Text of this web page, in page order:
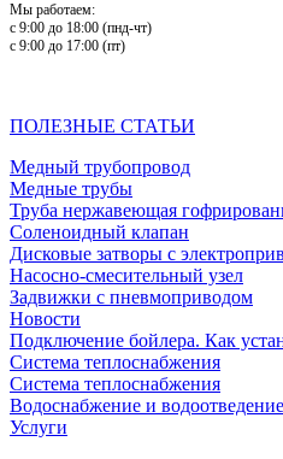
Мы работаем:
с 9:00 до 18:00 (пнд-чт)
с 9:00 до 17:00 (пт)
ПОЛЕЗНЫЕ СТАТЬИ
Медный трубопровод
Медные трубы
Труба нержавеющая
Соленоидный клапан
Дисковые затворы с
Насосно-смесительный узел
Задвижки с пневмоприводом
Новости
Подключение бойлера. Как
Система теплоснабжения
Система теплоснабжения
Водоснабжение и водоотведение
Услуги